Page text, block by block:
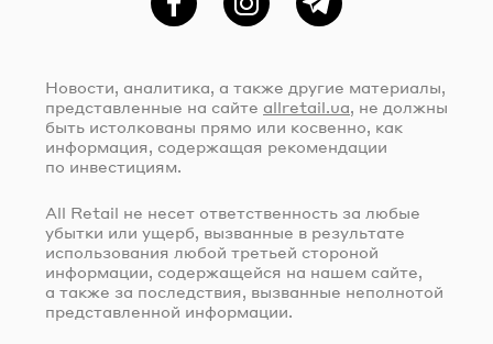
ФейсбукInstagramTelegram
Новости, аналитика, а также другие материалы,
представленные на сайте allretail.ua, не должны
быть истолкованы прямо или косвенно, как
информация, содержащая рекомендации
по инвестициям.
All Retail не несет ответственность за любые
убытки или ущерб, вызванные в результате
использования любой третьей стороной
информации, содержащейся на нашем сайте,
а также за последствия, вызванные неполнотой
представленной информации.